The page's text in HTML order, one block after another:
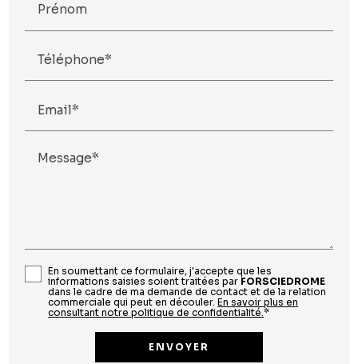
Prénom
Téléphone*
Email*
Message*
En soumettant ce formulaire, j'accepte que les
informations saisies soient traitées par FORSCIEDROME
dans le cadre de ma demande de contact et de la relation
commerciale qui peut en découler.En savoir plus en
consultant notre politique de confidentialité.*